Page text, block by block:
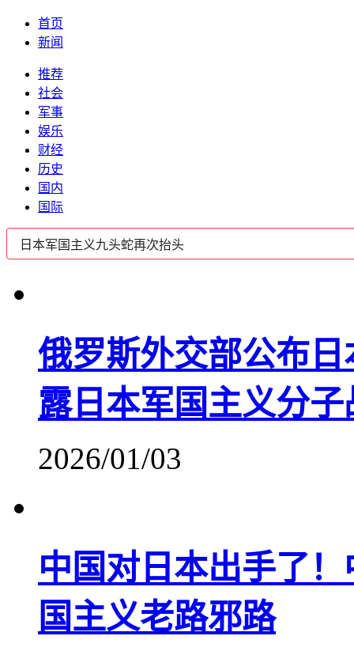
首页
新闻
推荐
社会
军事
娱乐
财经
历史
国内
国际
俄罗斯外交部公布
露日本军国主义分
2026/01/03
中国对日本出手了
国主义老路邪路